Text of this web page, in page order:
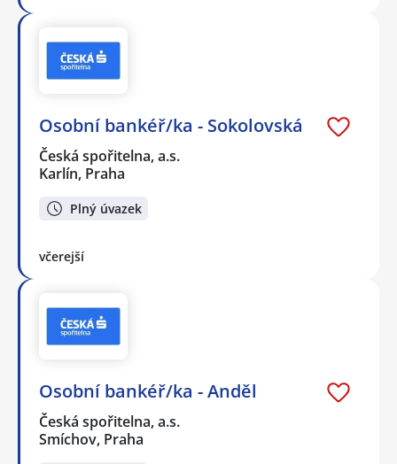
Osobní bankéř/ka - Sokolovská
Česká spořitelna, a.s.
Karlín, Praha
Plný úvazek
včerejší
Osobní bankéř/ka - Anděl
Česká spořitelna, a.s.
Smíchov, Praha